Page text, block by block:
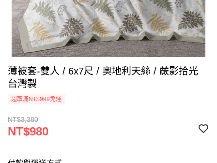
薄被套-雙人 / 6x7尺 / 奧地利天絲 / 蕨影拾光
台灣製
超取滿NT$999免運
NT$3,380
NT$980